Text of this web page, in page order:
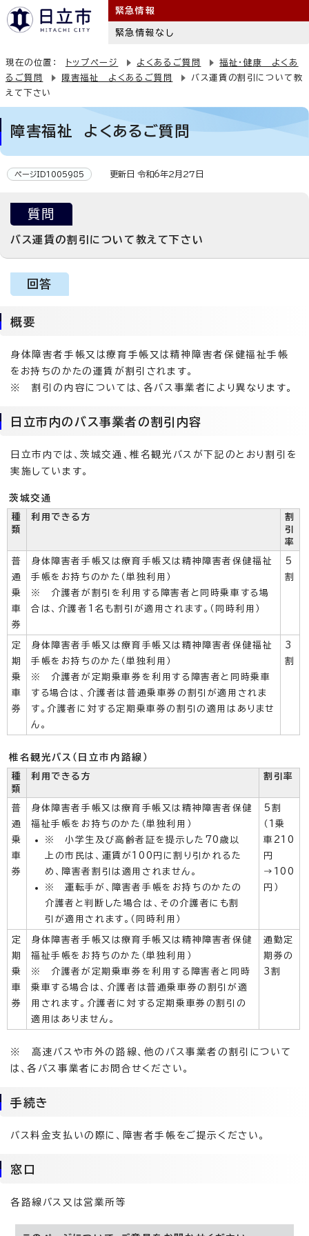
緊急情報
緊急情報なし
現在の位置： トップページ よくあるご質問
福祉・健康 よくあ
るご質問
障害福祉 よくあるご質問
バス運賃の割引について教
えて下さい
障害福祉 よくあるご質問
ページID1005985 更新日 令和6年2月27日
質問
バス運賃の割引について教えて下さい
回答
概要
身体障害者手帳又は療育手帳又は精神障害者保健福祉手帳
をお持ちのかたの運賃が割引されます。
※ 割引の内容については、各バス事業者により異なります。
日立市内のバス事業者の割引内容
日立市内では、茨城交通、椎名観光バスが下記のとおり割引を
実施しています。
茨城交通
種
類
利用できる方
割
引
率
普
通
乗
車
券
身体障害者手帳又は療育手帳又は精神障害者保健福祉
手帳をお持ちのかた（単独利用）
※ 介護者が割引を利用する障害者と同時乗車する場
合は、介護者1名も割引が適用されます。（同時利用）
5
割
定
期
乗
車
券
身体障害者手帳又は療育手帳又は精神障害者保健福祉
手帳をお持ちのかた（単独利用）
※ 介護者が定期乗車券を利用する障害者と同時乗車
する場合は、介護者は普通乗車券の割引が適用されま
す。介護者に対する定期乗車券の割引の適用はありませ
ん。
3
割
椎名観光バス（日立市内路線）
種
類
利用できる方 割引率
普
通
乗
車
券
身体障害者手帳又は療育手帳又は精神障害者保健
福祉手帳をお持ちのかた（単独利用）
※ 小学生及び高齢者証を提示した70歳以
上の市民は、運賃が100円に割り引かれるた
め、障害者割引は適用されません。
※ 運転手が、障害者手帳をお持ちのかたの
介護者と判断した場合は、その介護者にも割
引が適用されます。（同時利用）
5割
（1乗
車210
円
→100
円）
定
期
乗
車
券
身体障害者手帳又は療育手帳又は精神障害者保健
福祉手帳をお持ちのかた（単独利用）
※ 介護者が定期乗車券を利用する障害者と同時
乗車する場合は、介護者は普通乗車券の割引が適
用されます。介護者に対する定期乗車券の割引の
適用はありません。
通勤定
期券の
3割
※ 高速バスや市外の路線、他のバス事業者の割引について
は、各バス事業者にお問合せください。
手続き
バス料金支払いの際に、障害者手帳をご提示ください。
窓口
各路線バス又は営業所等